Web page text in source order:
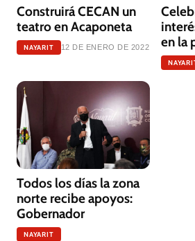
Construirá CECAN un
teatro en Acaponeta
NAYARIT 12 DE ENERO DE 2022
en la
Todos los días la zona
norte recibe apoyos:
Gobernador
NAYARIT